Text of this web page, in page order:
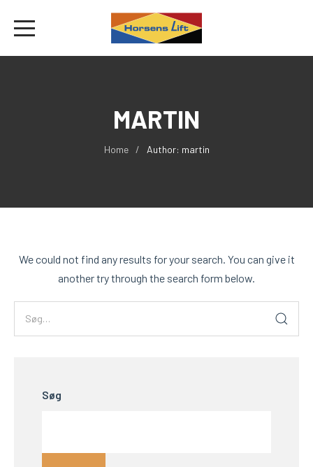
MARTIN
Home Author: martin
We could not find any results for your search. You can give it
another try through the search form below.
Søg